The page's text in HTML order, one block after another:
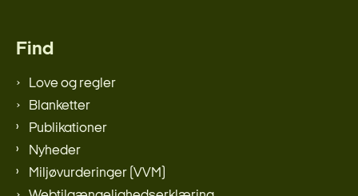
Find
Love og regler
Blanketter
Publikationer
Nyheder
Miljøvurderinger (VVM)